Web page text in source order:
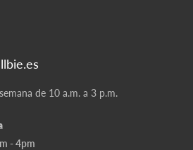
de 10 a.m. a 3 p.m.
- 4pm